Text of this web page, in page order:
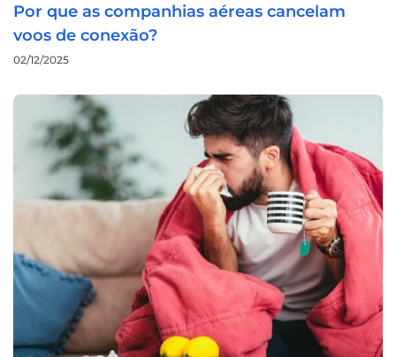
Por que as companhias aéreas cancelam
voos de conexão?
02/12/2025